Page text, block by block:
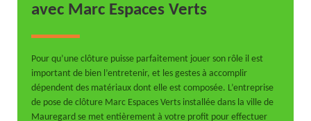
avec Marc Espaces Verts
Pour qu’une clôture puisse parfaitement jouer son rôle il est
important de bien l’entretenir, et les gestes à accomplir
dépendent des matériaux dont elle est composée. L’entreprise
de pose de clôture Marc Espaces Verts installée dans la ville de
Mauregard se met entièrement à votre profit pour effectuer